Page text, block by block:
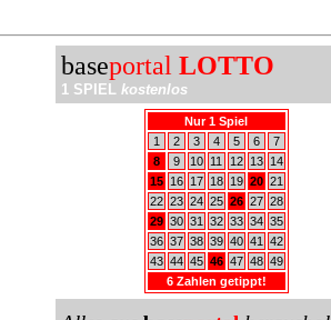
baseportal LOTTO
1 SPIEL kostenlos
Nur 1 Spiel
1
2 3 4 5 6
7
8
9 10 11 12 13
14
15
16 17 18 19 20 21
22 23 24 25 26 27 28
29 30 31 32 33 34 35
36 37 38 39 40 41
42
43 44 45 46 47 48 49
6 Zahlen getippt!